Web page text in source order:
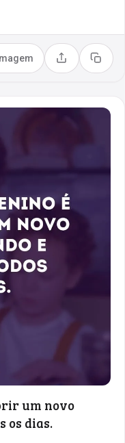
Compartilhar
Copiar
um novo
os dias.